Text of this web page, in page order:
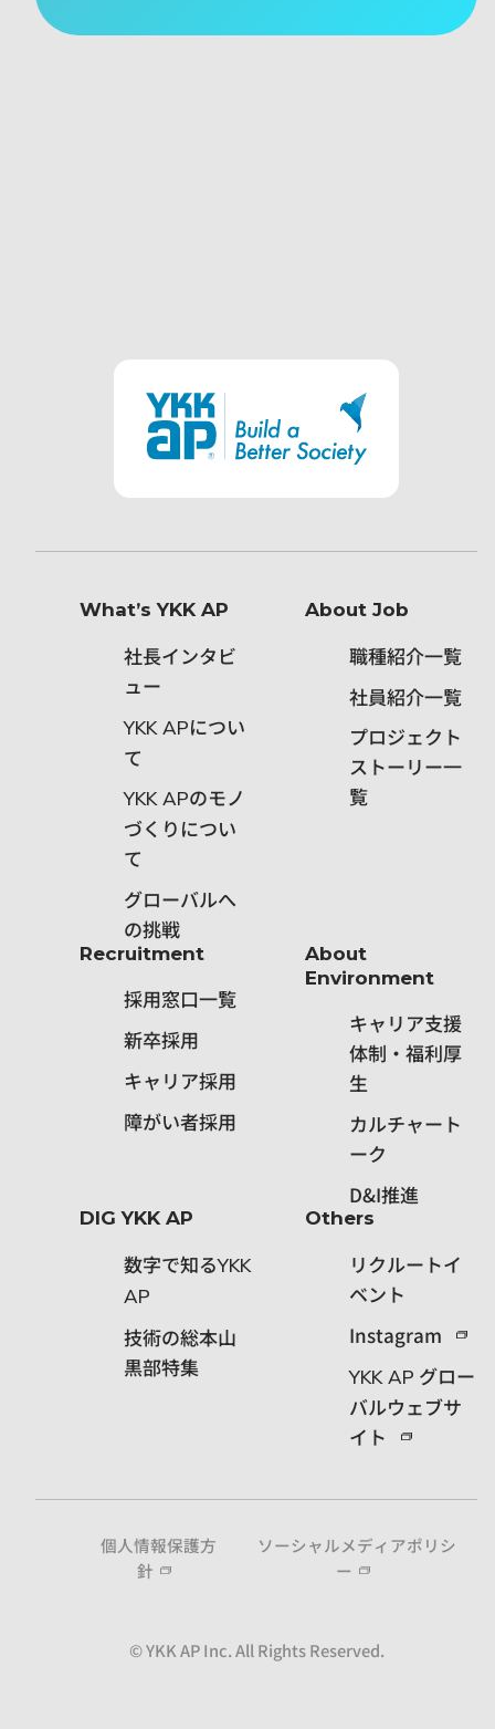
What’s YKK AP
社長インタビ
ュー
YKK APについ
て
YKK APのモノ
づくりについ
て
グローバルへ
の挑戦
About Job
職種紹介一覧
社員紹介一覧
プロジェクト
ストーリー一
覧
Recruitment
採用窓口一覧
新卒採用
キャリア採用
障がい者採用
About
Environment
キャリア支援
体制・福利厚
生
カルチャート
ーク
D&I推進
DIG YKK AP
数字で知るYKK
AP
技術の総本山
黒部特集
Others
リクルートイ
ベント
Instagram
YKK AP グロー
バルウェブサ
イト
個人情報保護方
針
ソーシャルメディアポリシ
ー
© YKK AP Inc. All Rights Reserved.